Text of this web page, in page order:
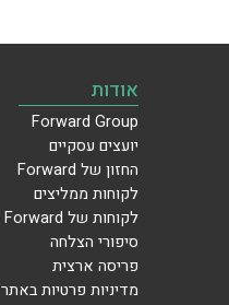
אודות
Forward Group
יועצים עסקיים
החזון של Forward
לקוחות ממליצים
לקוחות של Forward
סיפורי הצלחה
פריסה ארצית
מדיניות פרטיות באתר